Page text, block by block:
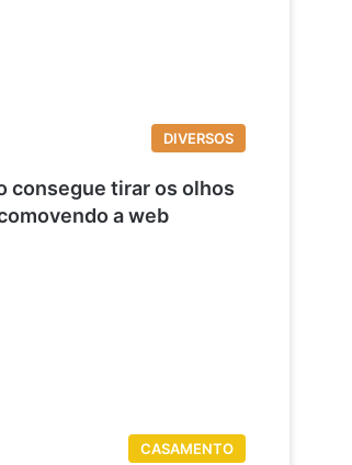
DIVERSOS
consegue tirar os olhos
a web
CASAMENTO